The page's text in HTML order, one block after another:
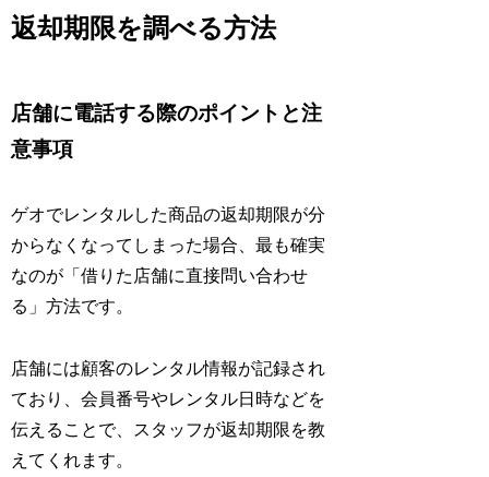
返却期限を調べる方法
店舗に電話する際のポイントと注
意事項
ゲオでレンタルした商品の返却期限が分
からなくなってしまった場合、最も確実
なのが「借りた店舗に直接問い合わせ
る」方法です。
店舗には顧客のレンタル情報が記録され
ており、会員番号やレンタル日時などを
伝えることで、スタッフが返却期限を教
えてくれます。